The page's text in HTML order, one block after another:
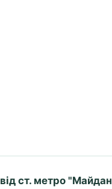
від ст. метро "Майдан